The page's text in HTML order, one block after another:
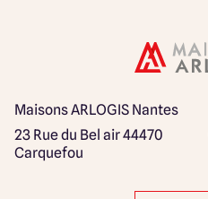
Maisons ARLOGIS Nantes
23 Rue du Bel air44470
Carquefou